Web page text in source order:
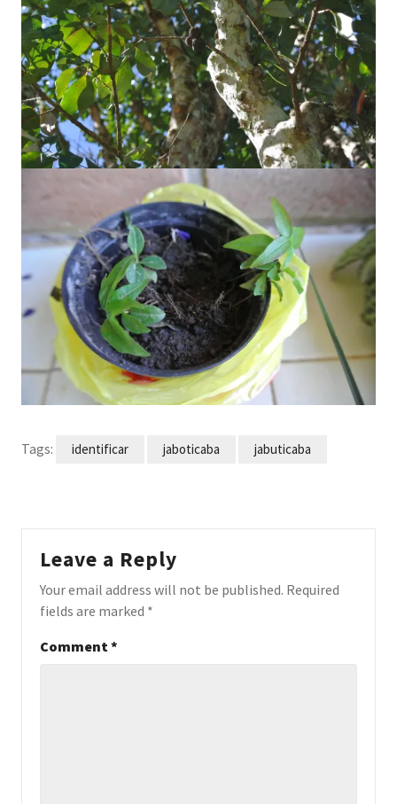
Tags: identificar jaboticaba jabuticaba
Leave a Reply
Your email address will not be published. Required
fields are marked *
Comment*